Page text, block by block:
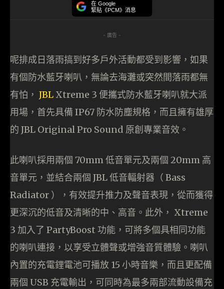
在 Google
緊貼《PCM》消息
- 廣告 -
呢排成日落雨搞到好多戶外活動都受到影響，如果
有個防水藍牙喇叭，無論去海灘或突然間落雨都無
有怕， JBLXtreme 3 便攜式防水藍牙喇叭就大派
用場，首先具備 IP67 防水防塵規格，而且擁有雄厚
的 JBL Original Pro Sound 原創專業音效。
此喇叭採用兩個 70mm 低音單元及兩個 20mm 高
音單元，並結合兩個 JBL 低音輻射器（ Bass
Radiator ），有效提升推力及聲音表現，從而獲得
更深沉的低音及清晰的中、高音。此外， Xtreme
3 加入了 PartyBoost 功能，可將多個具相同功能
的喇叭連接，以享受立體聲或增強音質體驗。喇叭
內置的充電鋰電池可播放 15 小時音樂，而且更配備
兩個 USB 充電輸出，可同時為最多兩部流動設備充